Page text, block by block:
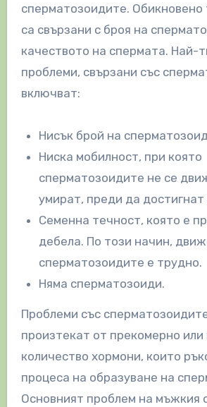
сперматозоидите. Обикновено
са свързани с броя на
качеството на спермата. Най-
проблеми, свързани със
включват:
Нисък брой на
Ниска мобилност, при която
сперматозоидите не се
умират, преди да достигнат
Семенна течност, която е
дебела. По този начин,
сперматозоидите е трудно.
Няма сперматозоиди.
Проблеми със
произтекат от прекомерно
количество хормони, които
процеса на образуване на
Основният проблем на мъжкия